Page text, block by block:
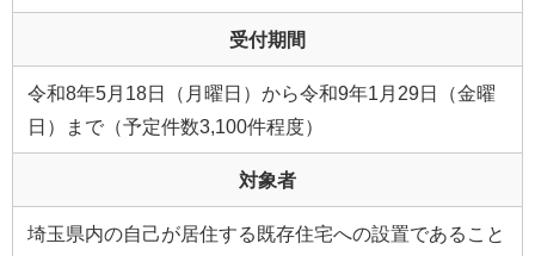
受付期間
令和8年5月18日（月曜日）から令和9年1月29日（金曜
日）まで（予定件数3,100件程度）
対象者
埼玉県内の自己が居住する既存住宅への設置であること